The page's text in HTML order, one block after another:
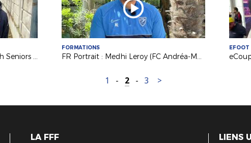
Formations IR2F - Le DF Coach Seniors (Mathieu HUITRIC, Typhaine COCHON et Redha FRESNEAU)
FORMATIONS
FR Portrait : Medhi Leroy (FC Andréa-Macérois) formé au Certificat Régional d’Analyste Vidéo
EFOOT
1 - 2 - 3 >
LA FFF LIENS